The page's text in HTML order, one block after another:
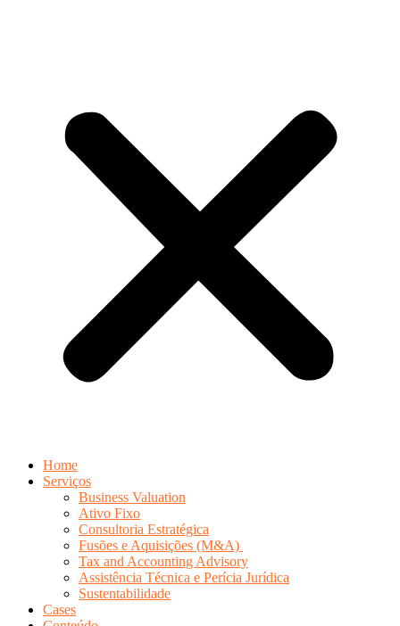
Home
Serviços
Business Valuation
Ativo Fixo
Consultoria Estratégica
Fusões e Aquisições (M&A)
Tax and Accounting Advisory
Assistência Técnica e Perícia Jurídica
Sustentabilidade
Cases